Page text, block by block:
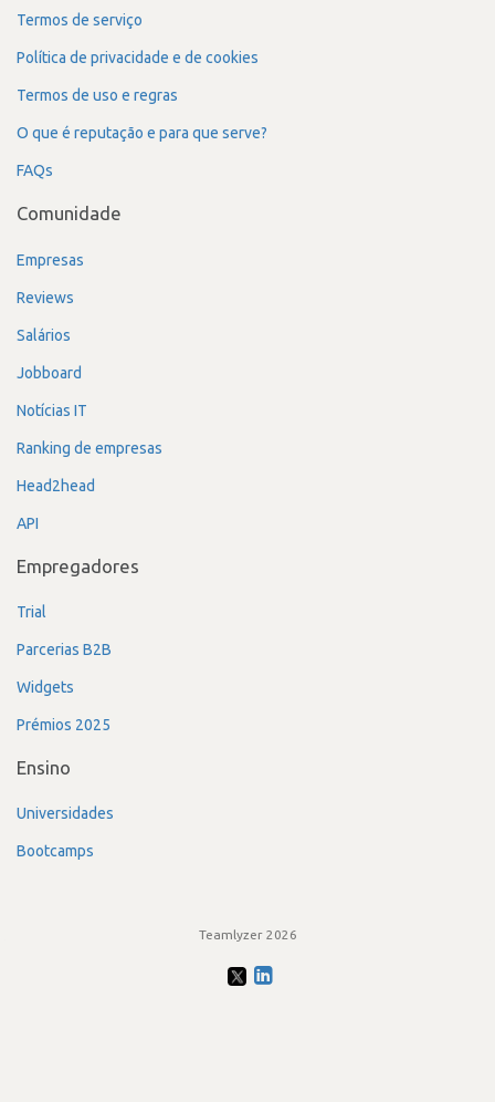
Termos de serviço
Política de privacidade e de cookies
Termos de uso e regras
O que é reputação e para que serve?
FAQs
Comunidade
Empresas
Reviews
Salários
Jobboard
Notícias IT
Ranking de empresas
Head2head
API
Empregadores
Trial
Parcerias B2B
Widgets
Prémios 2025
Ensino
Universidades
Bootcamps
Teamlyzer 2026